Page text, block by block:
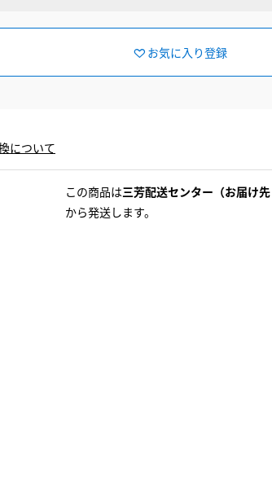
お気に入り登録
について
この商品は三芳配送センター（お届け
から発送します。